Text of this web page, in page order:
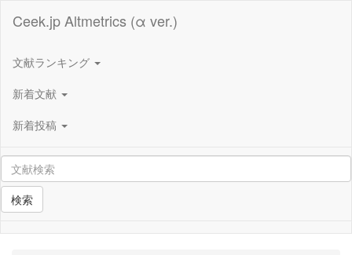
Ceek.jp Altmetrics (α ver.)
文献ランキング
新着文献
新着投稿
検索